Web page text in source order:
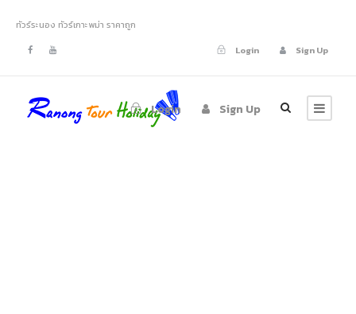
ทัวร์ระนอง ทัวร์เกาะพม่า ราคาถูก
Login
Sign Up
Login Sign Up